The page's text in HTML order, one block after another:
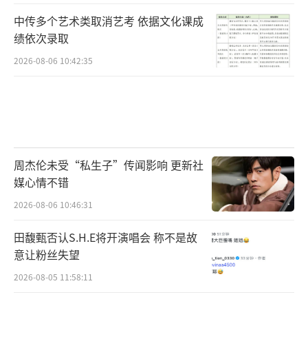
面子，而不承认害怕失去你；我不希望再给你
冷漠、不关心你的感觉”。
中传多个艺术类取消艺考 依据文化课成
绩依次录取
2026-08-06 10:42:35
周杰伦未受“私生子”传闻影响 更新社
媒心情不错
2026-08-06 10:46:31
田馥甄否认S.H.E将开演唱会 称不是故
意让粉丝失望
2026-08-05 11:58:11